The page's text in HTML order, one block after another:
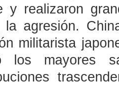
y realizaron
la agresión.
militarista
los mayores